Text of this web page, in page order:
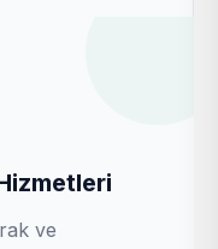
ve